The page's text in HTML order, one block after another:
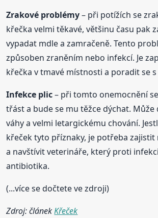
Zrakové problémy– při potížích se
křečka velmi těkavé, většinu času pak
vypadat mdle a zamračeně. Tento
způsoben zraněním nebo infekcí. Je
křečka v tmavé místnosti a poradit se
Infekce plic– při tomto onemocnění
třást a bude se mu těžce dýchat.
váhy a velmi letargickému chování.
křeček tyto příznaky, je potřeba zajistit
a navštívit veterináře, který proti
antibiotika.
(...více se dočtete ve zdroji)
Zdroj: článekKřeček